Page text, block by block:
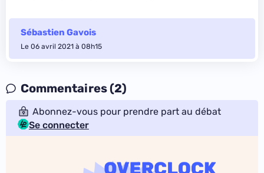
Sébastien Gavois
Le 06 avril 2021 à 08h15
Commentaires (2)
Abonnez-vous pour prendre part au débat
Se connecter